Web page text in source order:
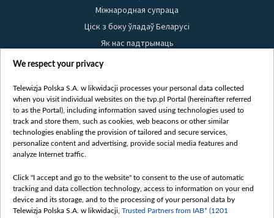
Міжнародная супраца
Ціск з боку ўладаў Беларусі
Як нас падтрымаць
Правілы выкарыстання матэрыялаў
Бяспека
Youtube
Белсат news
Белсат Shorts
Жэстачайшы мульт
Belsat English
Biełsat PL
We respect your privacy
Telewizja Polska S.A. w likwidacji processes your personal data collected
when you visit individual websites on the tvp.pl Portal (hereinafter referred
to as the Portal), including information saved using technologies used to
track and store them, such as cookies, web beacons or other similar
technologies enabling the provision of tailored and secure services,
personalize content and advertising, provide social media features and
analyze Internet traffic.
Click "I accept and go to the website" to consent to the use of automatic
tracking and data collection technology, access to information on your end
device and its storage, and to the processing of your personal data by
Telewizja Polska S.A. w likwidacji, Trusted Partners from IAB* (1201